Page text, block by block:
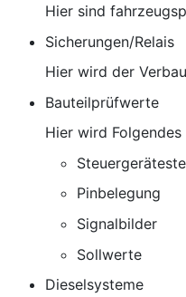
Hier sind
Sicherungen/Relais
Hier wird der
Bauteilprüfwerte
Hier wird
Pinbelegung
Signalbilder
Sollwerte
Dieselsysteme